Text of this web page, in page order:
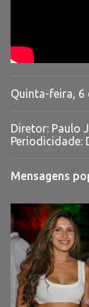
Quinta-feira, 6
Diretor: Paulo
Periodicidade:
Mensagens